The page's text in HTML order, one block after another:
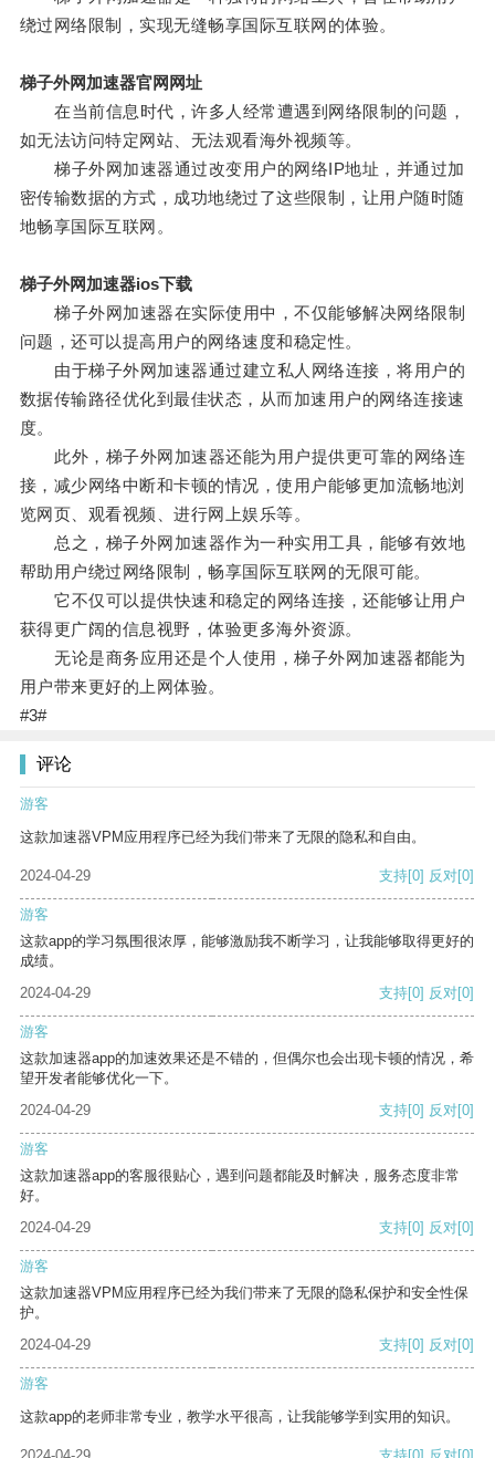
绕过网络限制，实现无缝畅享国际互联网的体验。
梯子外网加速器官网网址
在当前信息时代，许多人经常遭遇到网络限制的问题，
如无法访问特定网站、无法观看海外视频等。
梯子外网加速器通过改变用户的网络IP地址，并通过加
密传输数据的方式，成功地绕过了这些限制，让用户随时随
地畅享国际互联网。
梯子外网加速器ios下载
梯子外网加速器在实际使用中，不仅能够解决网络限制
问题，还可以提高用户的网络速度和稳定性。
由于梯子外网加速器通过建立私人网络连接，将用户的
数据传输路径优化到最佳状态，从而加速用户的网络连接速
度。
此外，梯子外网加速器还能为用户提供更可靠的网络连
接，减少网络中断和卡顿的情况，使用户能够更加流畅地浏
览网页、观看视频、进行网上娱乐等。
总之，梯子外网加速器作为一种实用工具，能够有效地
帮助用户绕过网络限制，畅享国际互联网的无限可能。
它不仅可以提供快速和稳定的网络连接，还能够让用户
获得更广阔的信息视野，体验更多海外资源。
无论是商务应用还是个人使用，梯子外网加速器都能为
用户带来更好的上网体验。
#3#
评论
游客
这款加速器VPM应用程序已经为我们带来了无限的隐私和自由。
2024-04-29 支持[0] 反对[0]
游客
这款app的学习氛围很浓厚，能够激励我不断学习，让我能够取得更好的
成绩。
2024-04-29
支持[0] 反对[0]
游客
这款加速器app的加速效果还是不错的，但偶尔也会出现卡顿的情况，希
望开发者能够优化一下。
2024-04-29
支持[0] 反对[0]
游客
这款加速器app的客服很贴心，遇到问题都能及时解决，服务态度非常
好。
2024-04-29
支持[0] 反对[0]
游客
这款加速器VPM应用程序已经为我们带来了无限的隐私保护和安全性保
护。
2024-04-29
支持[0] 反对[0]
游客
这款app的老师非常专业，教学水平很高，让我能够学到实用的知识。